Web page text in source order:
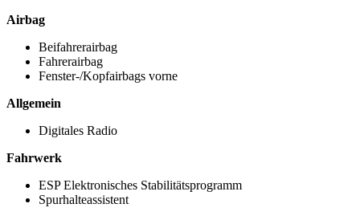
Airbag
Beifahrerairbag
Fahrerairbag
Fenster-/Kopfairbags vorne
Allgemein
Digitales Radio
Fahrwerk
ESP Elektronisches Stabilitätsprogramm
Spurhalteassistent